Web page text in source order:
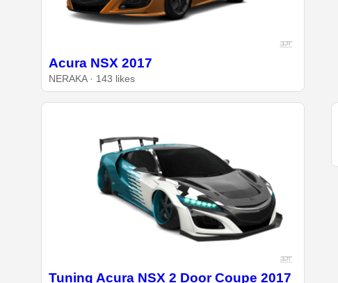
Acura NSX 2017
NERAKA · 143 likes
Tuning Acura NSX 2 Door Coupe 2017